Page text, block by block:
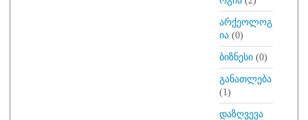
არქეოლოგ
ია(0)
ბიზნესი(0)
განათლება
(1)
დაზღვევა